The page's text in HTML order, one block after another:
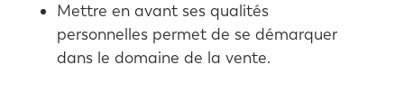
Mettre en avant ses qualités
personnelles permet de se démarquer
dans le domaine de la vente.